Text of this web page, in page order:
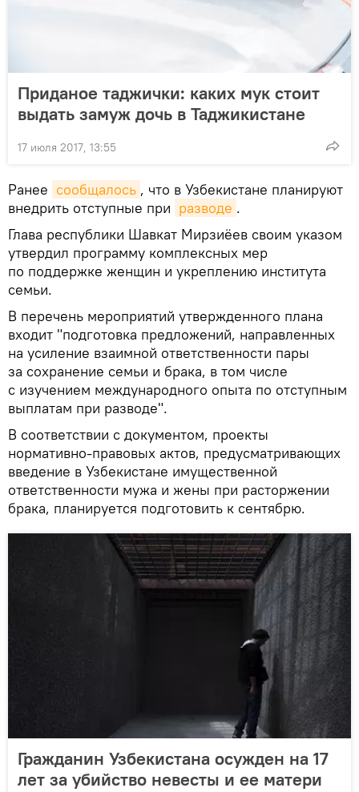
Приданое таджички: каких мук стоит
выдать замуж дочь в Таджикистане
17 июля 2017, 13:55
Ранее сообщалось , что в Узбекистане планируют
внедрить отступные при разводе .
Глава республики Шавкат Мирзиёев своим указом
утвердил программу комплексных мер
по поддержке женщин и укреплению института
семьи.
В перечень мероприятий утвержденного плана
входит "подготовка предложений, направленных
на усиление взаимной ответственности пары
за сохранение семьи и брака, в том числе
с изучением международного опыта по отступным
выплатам при разводе".
В соответствии с документом, проекты
нормативно-правовых актов, предусматривающих
введение в Узбекистане имущественной
ответственности мужа и жены при расторжении
брака, планируется подготовить к сентябрю.
Гражданин Узбекистана осужден на 17
лет за убийство невесты и ее матери